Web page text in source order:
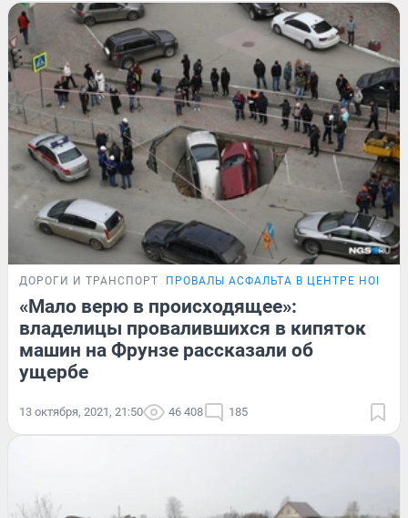
ДОРОГИ И ТРАНСПОРТ ПРОВАЛЫ АСФАЛЬТА В ЦЕНТРЕ
«Мало верю в происходящее»:
владелицы провалившихся в кипяток
машин на Фрунзе рассказали об
ущербе
13 октября, 2021, 21:50 46 408 185